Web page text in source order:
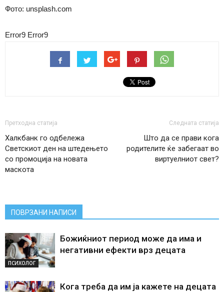
Фото: unsplash.com
Error9 Error9
Претходна статија
Халкбанк го одбележа
Светскиот ден на штедењето
со промоција на новата
маскота
Следната статија
Што да се прави кога
родителите ќе забегаат во
виртуелниот свет?
ПОВРЗАНИ НАПИСИ
ПСИХОЛОГ
Божиќниот период може да има и
негативни ефекти врз децата
Кога треба да им ја кажете на децата